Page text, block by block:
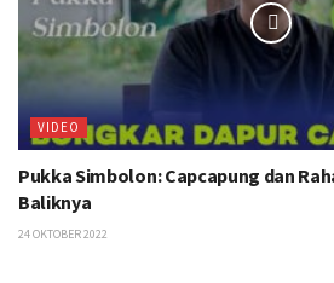
VIDEO
Pukka Simbolon: Capcapung dan
Baliknya
24 OKTOBER 2022